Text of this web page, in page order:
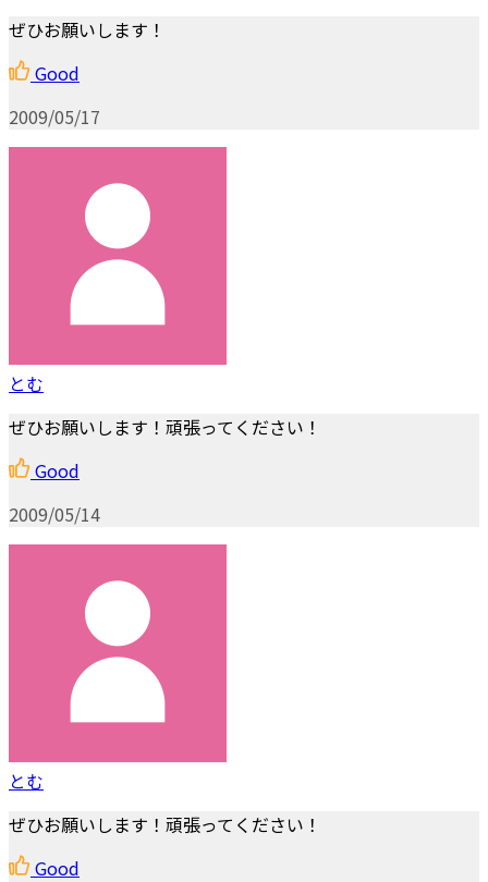
ぜひお願いします！
Good
2009/05/17
とむ
ぜひお願いします！頑張ってください！
Good
2009/05/14
とむ
ぜひお願いします！頑張ってください！
Good